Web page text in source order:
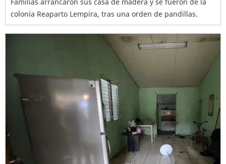
colonia Reaparto Lempira, tras una orden de pandillas.